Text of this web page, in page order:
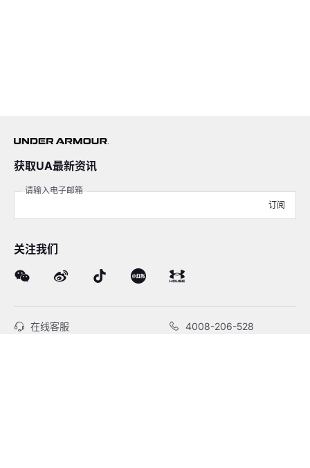
获取UA最新资讯
请输入电子邮箱
订阅
关注我们
在线客服 4008-206-528